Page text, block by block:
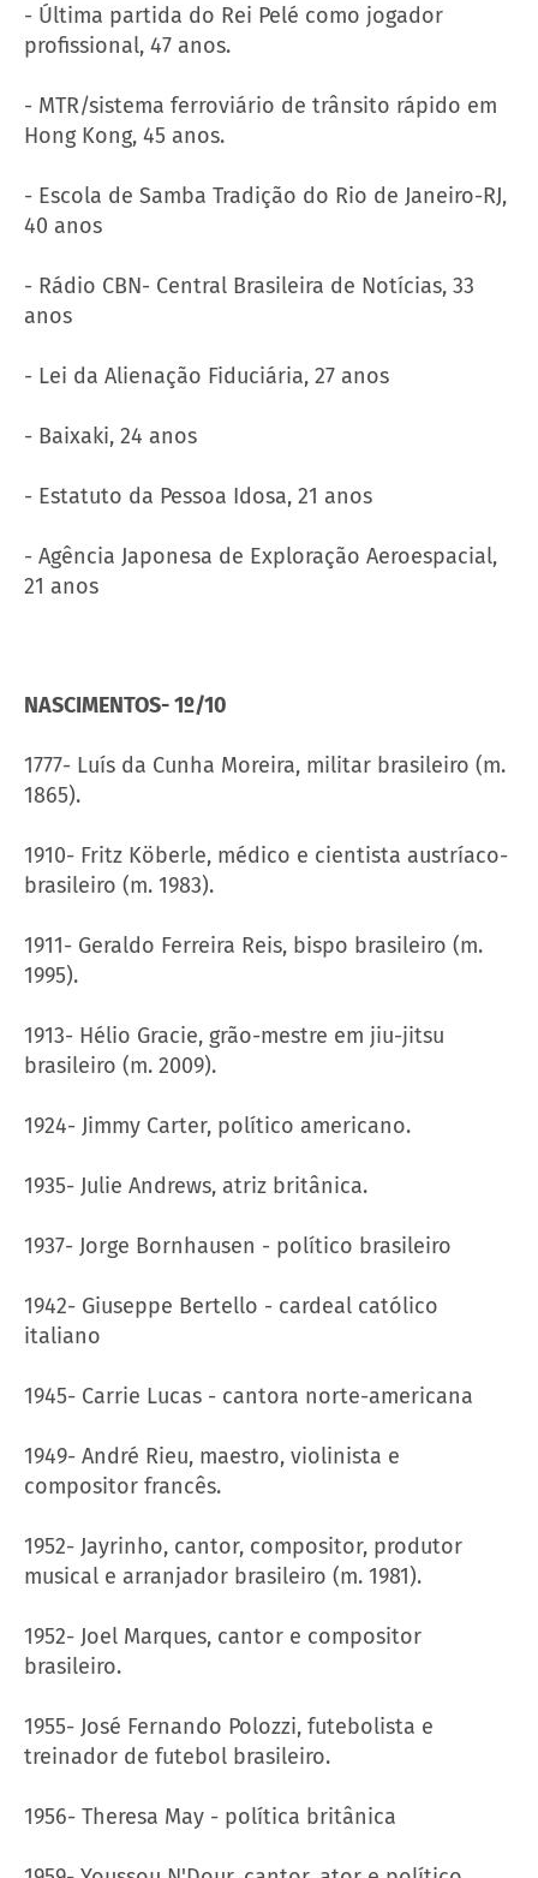
- Última partida do Rei Pelé como jogador
profissional, 47 anos.
- MTR/sistema ferroviário de trânsito rápido em
Hong Kong, 45 anos.
- Escola de Samba Tradição do Rio de Janeiro-RJ,
40 anos
- Rádio CBN- Central Brasileira de Notícias, 33
anos
- Lei da Alienação Fiduciária, 27 anos
- Baixaki, 24 anos
- Estatuto da Pessoa Idosa, 21 anos
- Agência Japonesa de Exploração Aeroespacial,
21 anos
NASCIMENTOS- 1º/10
1777- Luís da Cunha Moreira, militar brasileiro (m.
1865).
1910- Fritz Köberle, médico e cientista austríaco-
brasileiro (m. 1983).
1911- Geraldo Ferreira Reis, bispo brasileiro (m.
1995).
1913- Hélio Gracie, grão-mestre em jiu-jitsu
brasileiro (m. 2009).
1924- Jimmy Carter, político americano.
1935- Julie Andrews, atriz britânica.
1937- Jorge Bornhausen - político brasileiro
1942- Giuseppe Bertello - cardeal católico
italiano
1945- Carrie Lucas - cantora norte-americana
1949- André Rieu, maestro, violinista e
compositor francês.
1952- Jayrinho, cantor, compositor, produtor
musical e arranjador brasileiro (m. 1981).
1952- Joel Marques, cantor e compositor
brasileiro.
1955- José Fernando Polozzi, futebolista e
treinador de futebol brasileiro.
1956- Theresa May - política britânica